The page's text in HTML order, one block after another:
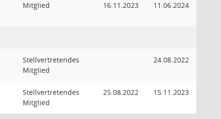
Mitglied 16.11.2023 11.06.2024
Stellvertretendes
Mitglied
24.08.2022
Stellvertretendes
Mitglied
25.08.2022 15.11.2023